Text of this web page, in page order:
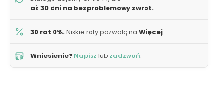
aż 30 dni na bezproblemowy zwrot.
30 rat 0%.Niskie raty pozwolą na Więcej
Wniesienie? Napisz lub zadzwoń.